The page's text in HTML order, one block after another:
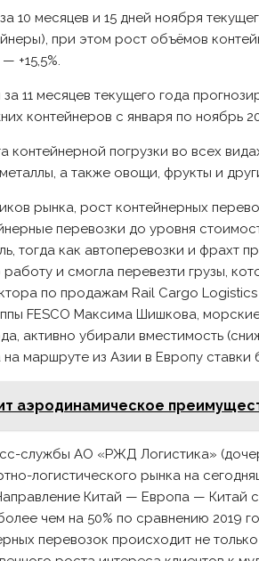
10 месяцев и 15 дней ноября
при этом рост объёмов
+15,5%.
11 месяцев текущего года
контейнеров c января по ноябрь
контейнерной погрузки во всех
а также овощи, фрукты и
рынка, рост контейнерных
перевозки до уровня
тогда как автоперевозки и
и смогла перевезти грузы,
по продажам Rail Cargo
FESCO Максима Шишкова,
активно убирали вместимость
на маршруте из Азии в Европу
аэродинамическое
службы АО «РЖД Логистика»
логистического рынка на
Китай — Европа — Китай
чем на 50% по сравнению 2019
перевозок происходит не